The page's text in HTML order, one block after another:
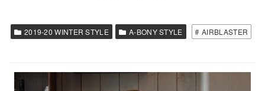
2019-20 WINTER STYLE A-BONY STYLE AIRBLASTER